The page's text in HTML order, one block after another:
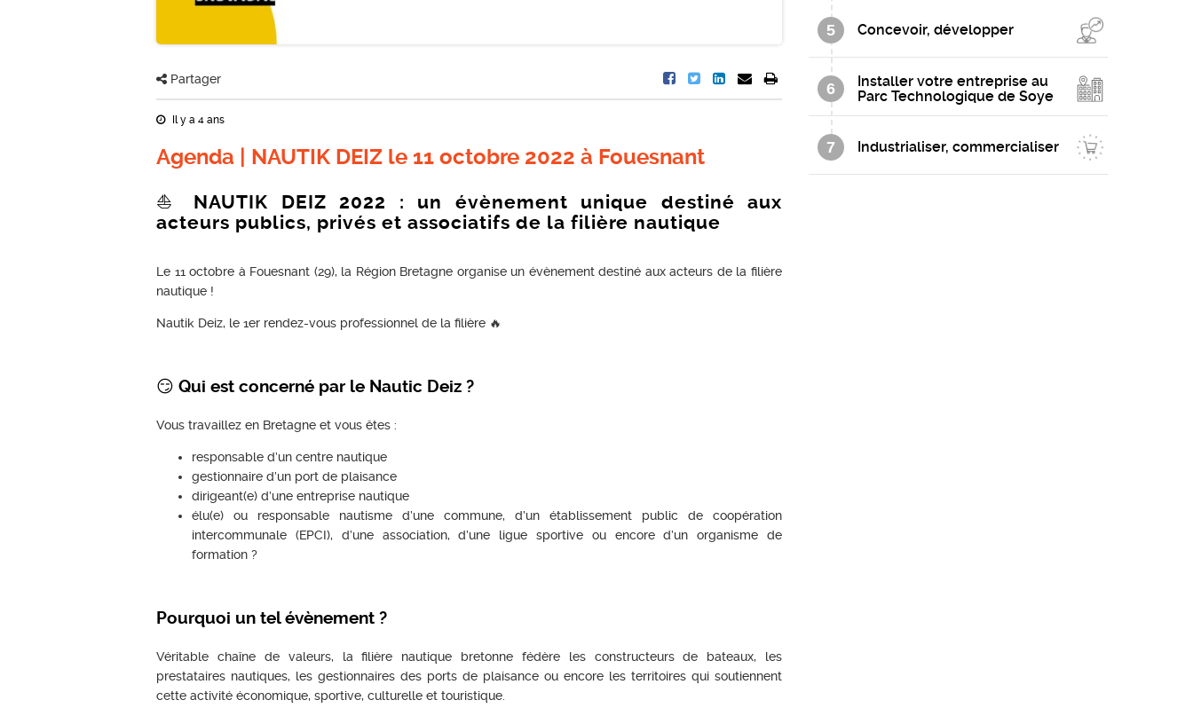
Partager
Il y a 4 ans
Agenda | NAUTIK DEIZ le 11 octobre 2022 à Fouesnant
⛵ NAUTIK DEIZ 2022 : un évènement unique destiné aux
acteurs publics, privés et associatifs de la filière nautique
Le 11 octobre à Fouesnant (29), la Région Bretagne organise un évènement destiné aux acteurs de la filière
nautique !
Nautik Deiz, le 1er rendez-vous professionnel de la filière 🔥
😏 Qui est concerné par le Nautic Deiz ?
Vous travaillez en Bretagne et vous êtes :
responsable d’un centre nautique
gestionnaire d’un port de plaisance
dirigeant(e) d’une entreprise nautique
élu(e) ou responsable nautisme d’une commune, d’un établissement public de coopération
intercommunale (EPCI), d’une association, d’une ligue sportive ou encore d’un organisme de
formation ?
Pourquoi un tel évènement ?
Véritable chaîne de valeurs, la filière nautique bretonne fédère les constructeurs de bateaux, les
prestataires nautiques, les gestionnaires des ports de plaisance ou encore les territoires qui soutiennent
cette activité économique, sportive, culturelle et touristique.
5 Concevoir, développer
6
Installer votre entreprise au
Parc Technologique de Soye
7 Industrialiser, commercialiser